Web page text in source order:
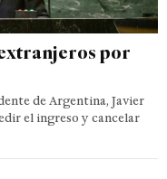
por
de Argentina, Javier
el ingreso y cancelar